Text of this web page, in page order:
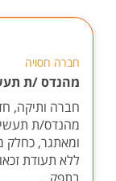
חברה חסויה
מהנדס /ת
חברה ותיקה,
מהנדס/ת
ומאתגר,
ללא תעודת